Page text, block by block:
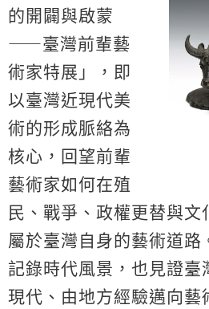
的開闢與啟蒙
⸺臺灣前輩藝
術家特展」，即
以臺灣近現代美
術的形成脈絡為
核心，回望前輩
藝術家如何在殖
民、戰爭、政權更替與文
屬於臺灣自身的藝術道路
記錄時代風景，也見證臺
現代、由地方經驗邁向藝